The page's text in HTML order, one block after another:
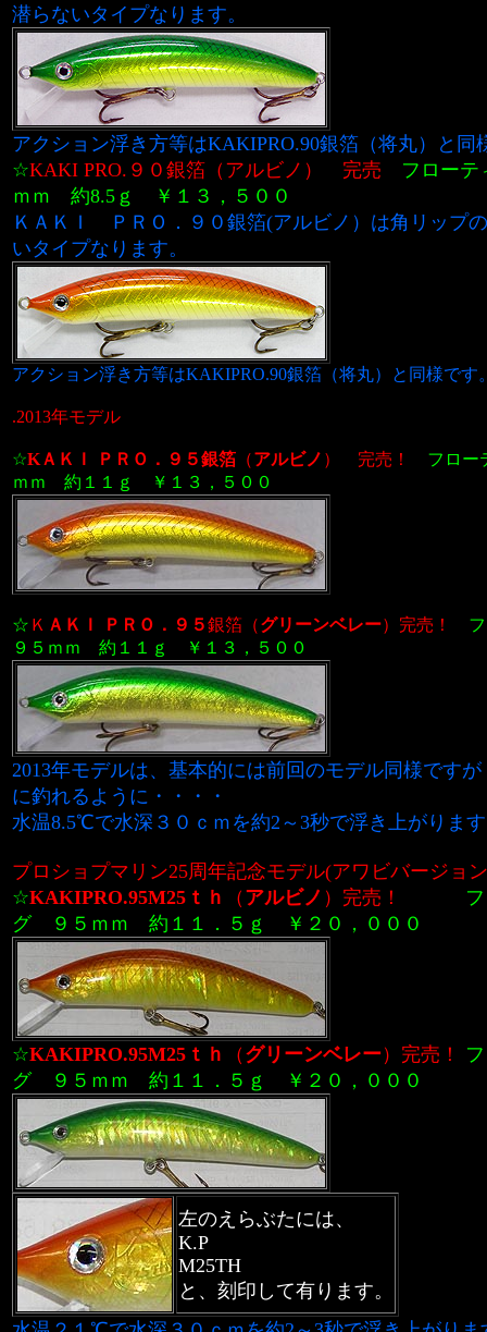
潜らないタイプなります。
アクション浮き方等はKAKIPRO.90銀箔（将丸）と同
☆KAKI PRO.９０銀箔（アルビノ） 完売 フローテ
ｍｍ 約8.5ｇ ￥１３，５００
ＫＡＫＩ ＰＲＯ．９０銀箔(アルビノ）は角リップ
いタイプなります。
アクション浮き方等はKAKIPRO.90銀箔（将丸）と同様です
.2013年モデル
☆KＡＫＩ ＰＲＯ．９５銀箔 （アルビノ ） 完売！
フロ
ｍｍ 約１１ｇ
￥１３，５００
☆ Ｋ ＡＫＩ ＰＲＯ．９５銀箔（グリーンベレー） 完売！
９５ｍｍ 約１１ｇ
￥１３，５００
2013年モデルは、基本的には前回のモデル同様です
に釣れるように・・・・
水温8.5℃で水深３０ｃｍを約2～3秒で浮き上がりま
プロショプマリン25周年記念モデル(アワビバージョ
☆KAKIPRO.95M25ｔｈ （ アルビノ ） 完売！
フロ
グ９５ｍｍ 約１１．５ｇ ￥２０，０００
☆KAKIPRO.95M25ｔｈ （ グリーンベレー） 完売！
グ ９５ｍｍ 約１１．５ｇ ￥２０，０００
左のえらぶたには、
K.P
M25TH
と、刻印して有ります。